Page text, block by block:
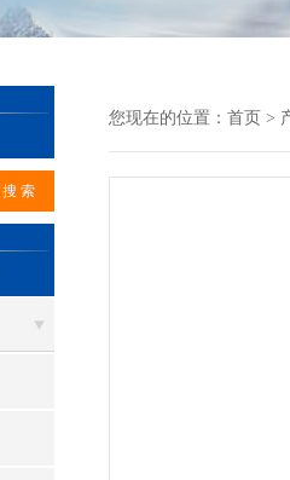
您现在的位置： 首页 >